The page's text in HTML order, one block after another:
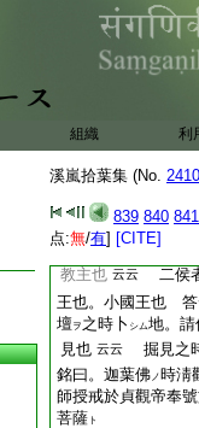
組織 利
溪嵐拾葉集 (No.
839 840 841
点:無/有] [CITE]
云。我等本有塔婆
分身脱垢衣
云事
室者即是三聚淨戒
田者。三惑破斷相
云云 又云。因
之。昔淨滿如來者
教主也 云云
二侯
王也。小國王也 答
壇ヲ 之時卜 シム地。請
見也 云云
掘見之
銘曰。迦葉佛ノ時淸
師授戒於貞觀帝奉
菩薩 ト